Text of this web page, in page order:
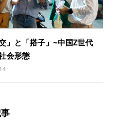
」と「搭子」~中国Z世代
会形態